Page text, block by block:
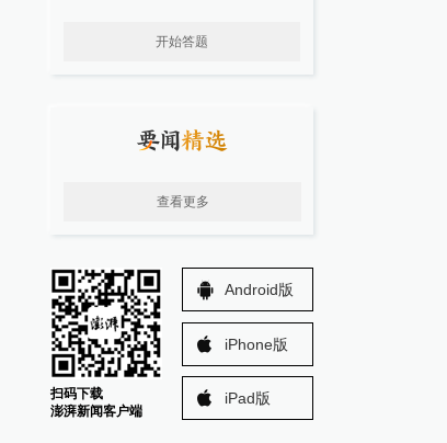
开始答题
查看更多
扫码下载
澎湃新闻客户端
Android版
iPhone版
iPad版